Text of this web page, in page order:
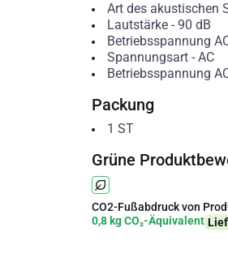
Art des akustischen
Lautstärke- 90 dB
Betriebsspannung
Spannungsart- AC
Betriebsspannung
Packung
1 ST
Grüne
CO2-Fußabdruck von
0,8 kg CO₂-Äquivalent